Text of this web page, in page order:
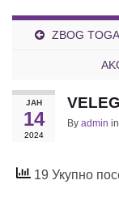
ZBOG
ЈАН
14
2024
By admin in
19 Укупно